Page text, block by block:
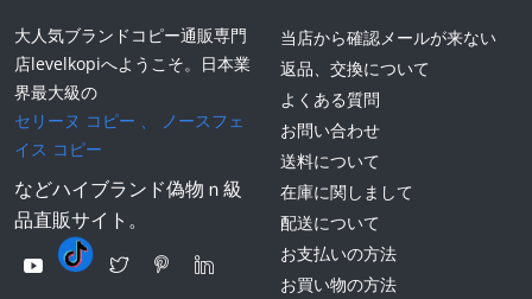
大人気ブランドコピー通販専門
店levelkopiへようこそ。日本業
界最大級の
セリーヌ コピー 、
ノースフェ
イス コピー
などハイブランド偽物ｎ級
品直販サイト。
当店から確認メールが来ない
返品、交換について
よくある質問
お問い合わせ
送料について
在庫に関しまして
配送について
お支払いの方法
お買い物の方法